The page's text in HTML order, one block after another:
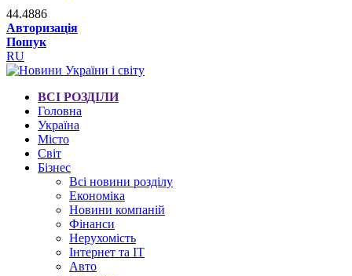
44.4886
Авторизація
Пошук
RU
ВСІ РОЗДІЛИ
Головна
Україна
Місто
Світ
Бізнес
Всі новини розділу
Економіка
Новини компаній
Фінанси
Нерухомість
Інтернет та IT
Авто